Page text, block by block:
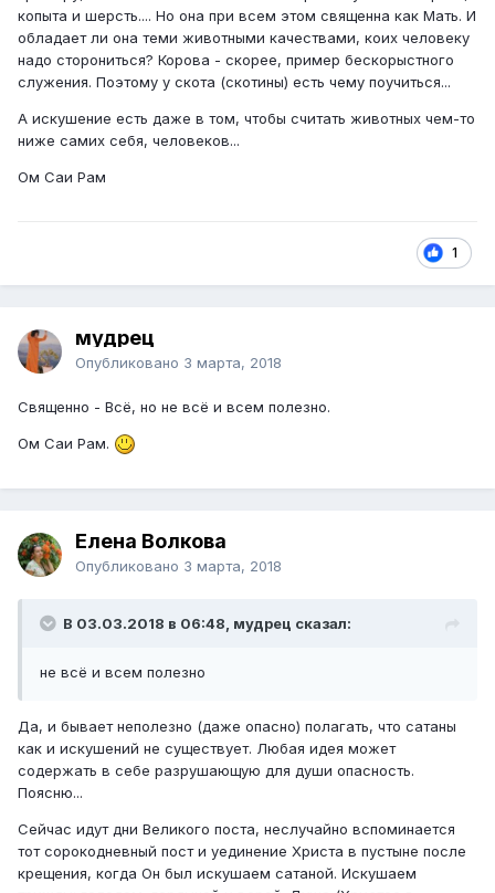
копыта и шерсть.... Но она при всем этом священна как Мать. И
обладает ли она теми животными качествами, коих человеку
надо сторониться? Корова - скорее, пример бескорыстного
служения. Поэтому у скота (скотины) есть чему поучиться...
А искушение есть даже в том, чтобы считать животных чем-то
ниже самих себя, человеков...
Ом Саи Рам
1
мудрец
Опубликовано 3 марта, 2018
Священно - Всё, но не всё и всем полезно.
Ом Саи Рам.
Елена Волкова
Опубликовано 3 марта, 2018
В 03.03.2018 в 06:48, мудрец сказал:
не всё и всем полезно
Да, и бывает неполезно (даже опасно) полагать, что сатаны
как и искушений не существует. Любая идея может
содержать в себе разрушающую для души опасность.
Поясню...
Сейчас идут дни Великого поста, неслучайно вспоминается
тот сорокодневный пост и уединение Христа в пустыне после
крещения, когда Он был искушаем сатаной. Искушаем